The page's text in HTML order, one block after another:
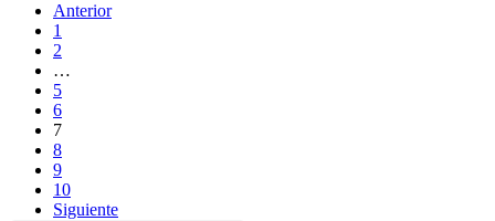
Anterior
1
2
…
5
6
7
8
9
10
Siguiente